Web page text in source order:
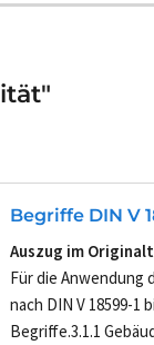
Begriffe DIN V
Auszug im
Für die Anwendung
nach DIN V 18599-1
Begriffe.3.1.1